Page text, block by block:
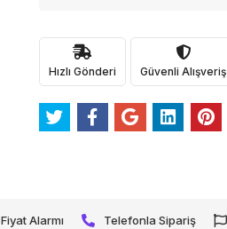
Hızlı Gönderi Güvenli Alışveriş
Fiyat Alarmı Telefonla Sipariş